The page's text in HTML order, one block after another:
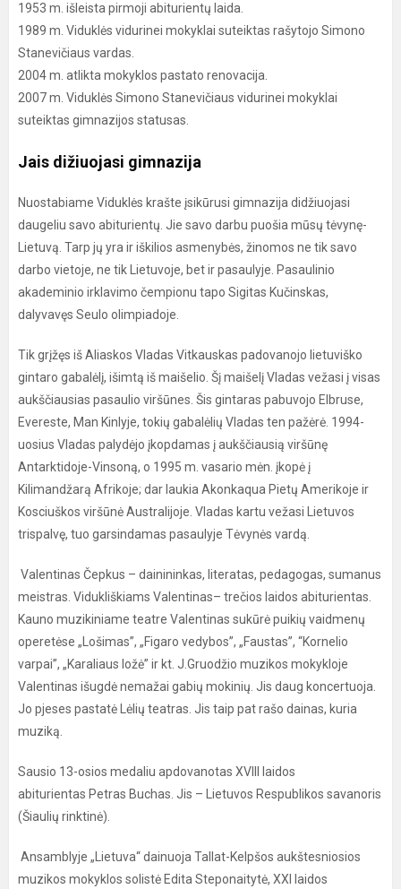
1953 m. išleista pirmoji abiturientų laida.
1989 m. Viduklės vidurinei mokyklai suteiktas rašytojo Simono
Stanevičiaus vardas.
2004 m. atlikta mokyklos pastato renovacija.
2007 m. Viduklės Simono Stanevičiaus vidurinei mokyklai
suteiktas gimnazijos statusas.
Jais dižiuojasi gimnazija
Nuostabiame Viduklės krašte įsikūrusi gimnazija didžiuojasi
daugeliu savo abiturientų. Jie savo darbu puošia mūsų tėvynę-
Lietuvą. Tarp jų yra ir iškilios asmenybės, žinomos ne tik savo
darbo vietoje, ne tik Lietuvoje, bet ir pasaulyje. Pasaulinio
akademinio irklavimo čempionu tapo Sigitas Kučinskas,
dalyvavęs Seulo olimpiadoje.
Tik grįžęs iš Aliaskos Vladas Vitkauskas padovanojo lietuviško
gintaro gabalėlį, išimtą iš maišelio. Šį maišelį Vladas vežasi į visas
aukščiausias pasaulio viršūnes. Šis gintaras pabuvojo Elbruse,
Evereste, Man Kinlyje, tokių gabalėlių Vladas ten pažėrė. 1994-
uosius Vladas palydėjo įkopdamas į aukščiausią viršūnę
Antarktidoje-Vinsoną, o 1995 m. vasario mėn. įkopė į
Kilimandžarą Afrikoje; dar laukia Akonkaqua Pietų Amerikoje ir
Kosciuškos viršūnė Australijoje. Vladas kartu vežasi Lietuvos
trispalvę, tuo garsindamas pasaulyje Tėvynės vardą.
Valentinas Čepkus – dainininkas, literatas, pedagogas, sumanus
meistras. Vidukliškiams Valentinas– trečios laidos abiturientas.
Kauno muzikiniame teatre Valentinas sukūrė puikių vaidmenų
operetėse „Lošimas”, „Figaro vedybos”, „Faustas”, “Kornelio
varpai”, „Karaliaus ložė” ir kt. J.Gruodžio muzikos mokykloje
Valentinas išugdė nemažai gabių mokinių. Jis daug koncertuoja.
Jo pjeses pastatė Lėlių teatras. Jis taip pat rašo dainas, kuria
muziką.
Sausio 13-osios medaliu apdovanotas XVIII laidos
abiturientas Petras Buchas. Jis – Lietuvos Respublikos savanoris
(Šiaulių rinktinė).
Ansamblyje „Lietuva“ dainuoja Tallat-Kelpšos aukštesniosios
muzikos mokyklos solistė Edita Steponaitytė, XXI laidos